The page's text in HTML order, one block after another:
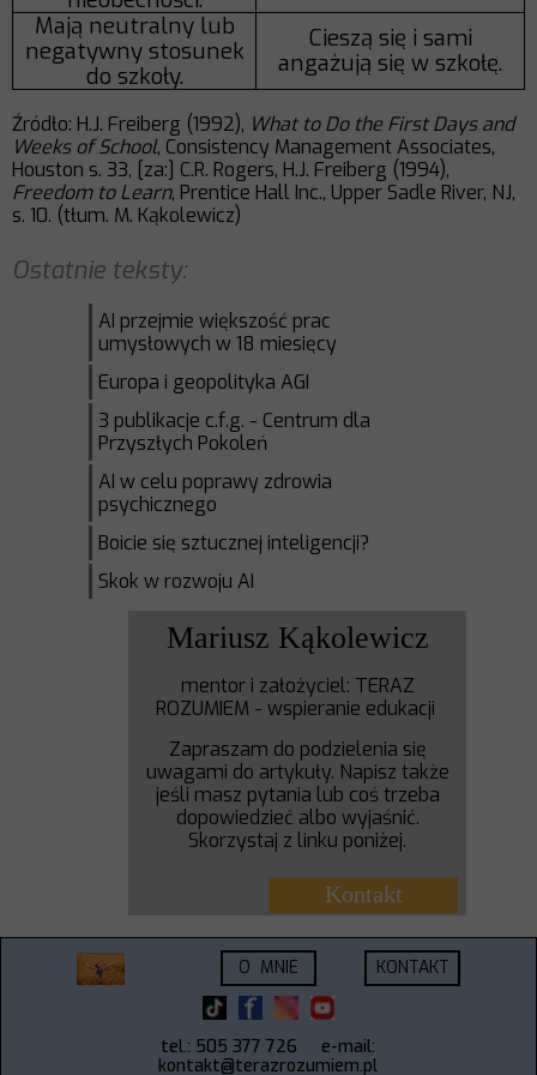
Mają neutralny lub
negatywny stosunek
do szkoły.
Cieszą się i sami
angażują się w szkołę.
Źródło: H.J. Freiberg (1992), What to Do the First Days and
Weeks of School, Consistency Management Associates,
Houston s. 33, [za:] C.R. Rogers, H.J. Freiberg (1994),
Freedom to Learn, Prentice Hall Inc., Upper Sadle River, NJ,
s. 10. (tłum. M. Kąkolewicz)
Ostatnie teksty:
AI przejmie większość prac
umysłowych w 18 miesięcy
Europa i geopolityka AGI
3 publikacje c.f.g. - Centrum dla
Przyszłych Pokoleń
AI w celu poprawy zdrowia
psychicznego
Boicie się sztucznej inteligencji?
Skok w rozwoju AI
Mariusz Kąkolewicz
mentor i założyciel: TERAZ
ROZUMIEM - wspieranie edukacji
Zapraszam do podzielenia się
uwagami do artykuły. Napisz także
jeśli masz pytania lub coś trzeba
dopowiedzieć albo wyjaśnić.
Skorzystaj z linku poniżej.
Kontakt
O MNIE KONTAKT
tel.: 505 377 726
e-mail:
kontakt@terazrozumiem.pl